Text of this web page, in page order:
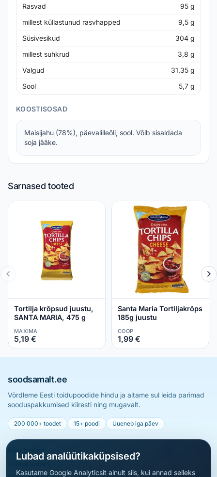
Rasvad
95 g
millest küllastunud rasvhapped
9,5 g
Süsivesikud
304 g
millest suhkrud
3,8 g
Valgud
31,35 g
Sool
5,7 g
KOOSTISOSAD
Maisijahu (78%), päevalilleõli, sool. Võib sisaldada
soja jääke.
Sarnased tooted
Tortilja krõpsud juustu,
SANTA MARIA, 475 g
MAXIMA
5,19 €
Santa Maria Tortiljakrõps
185g juustu
COOP
1,99 €
soodsamalt.ee
Võrdleme Eesti toidupoodide hindu ja aitame sul leida parimad
sooduspakkumised kiiresti ning mugavalt.
200 000+ toodet 15+ poodi Uueneb iga päev
Lubad analüütikaküpsised?
Kasutame Google Analyticsit ainult siis, kui annad selleks